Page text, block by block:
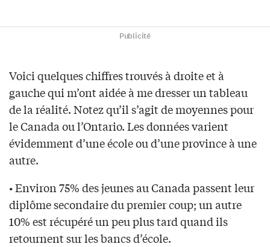
Publicité
Voici quelques chiffres trouvés à droite et à
gauche qui m’ont aidée à me dresser un tableau
de la réalité. Notez qu’il s’agit de moyennes pour
le Canada ou l’Ontario. Les données varient
évidemment d’une école ou d’une province à une
autre.
• Environ 75% des jeunes au Canada passent leur
diplôme secondaire du premier coup; un autre
10% est récupéré un peu plus tard quand ils
retournent sur les bancs d’école.